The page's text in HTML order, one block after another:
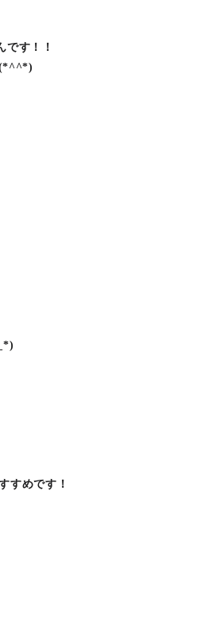
です！！
(*^^*)
すめです！